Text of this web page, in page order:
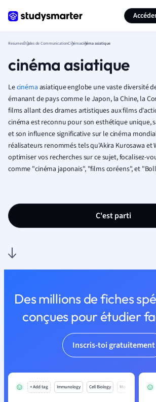
ResumesÉtudes de CommunicationCinémacinéma asiatique
cinéma asiatique
Lecinéma asiatique englobe une vaste diversité
émanant de pays comme le Japon, la Chine, la
films allant des drames artistiques aux films
cinéma est reconnu pour son esthétique unique,
et son influence significative sur le cinéma
réalisateurs renommés tels qu'Akira Kurosawa et
optimiser vos recherches sur ce sujet, focalisez-
comme "cinéma japonais", "films coréens", et
C'est parti
Des millions de fiches
conçues pour étudier
Inscris-toi gratuitement
+ Add tag Immunology Cell Biology Mo